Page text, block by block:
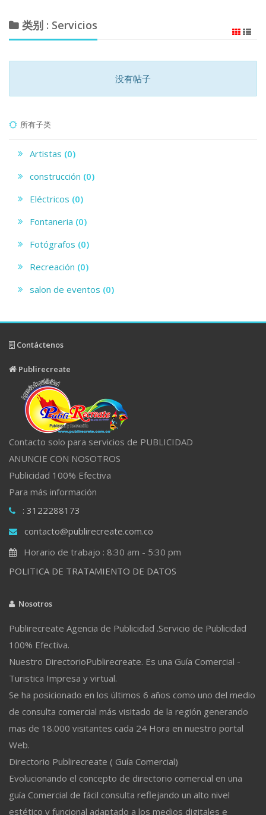
类别 : Servicios
没有帖子
所有子类
Artistas
(0)
construcción
(0)
Eléctricos
(0)
Fontaneria
(0)
Fotógrafos
(0)
Recreación
(0)
salon de eventos
(0)
Contáctenos
Publirecreate
Contacto solo para servicios de PUBLICIDAD
ANUNCIE CON NOSOTROS
Publicidad 100% Efectiva
Para más información
: 3122288173
contacto@publirecreate.com.co
Horario de trabajo : 8:30 am - 5:30 pm
POLITICA DE TRATAMIENTO DE DATOS
Nosotros
Publirecreate Agencia de Publicidad .Servicio de Publicidad
100% Efectiva.
Nuestro DirectorioPublirecreate. Es una Guía Comercial -
Turistica Impresa y virtual.
Se ha posicionado en los últimos 6 años como uno del medio
de consulta comercial más visitado de la región generando
mas de 18.000 visitantes cada 24 Hora en nuestro portal
Web.
Directorio Publirecreate ( Guía Comercial)
Evolucionando el concepto de directorio comercial en una
guía Comercial de fácil consulta reflejando un alto nivel
estético y funcional adaptado a los medios digitales e